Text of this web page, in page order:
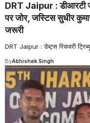
DRT Jaipur : डीआरटी
पर जोर, जस्टिस सुधीर
जरूरी
DRT Jaipur : डेब्ट्स रिकवरी
ByAbhishek Singh